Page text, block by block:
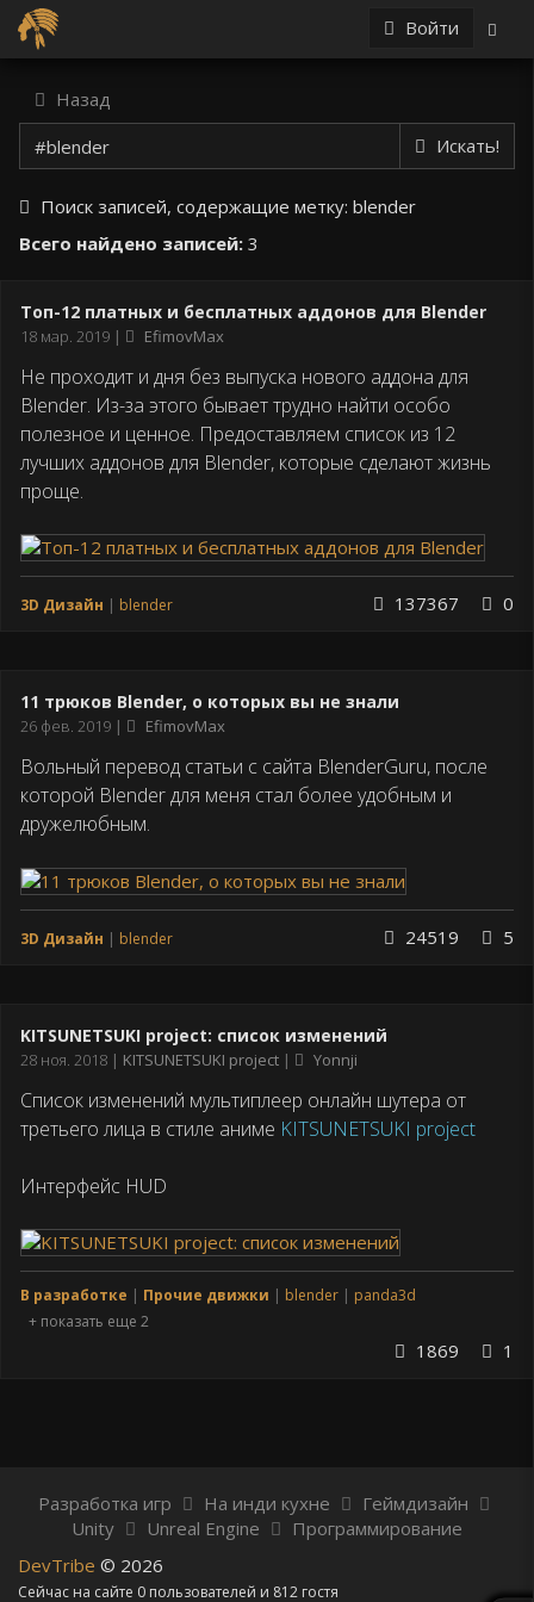
Войти
Назад
Искать!
Поиск записей, содержащие метку: blender
Всего найдено записей: 3
Топ-12 платных и бесплатных аддонов для Blender
Дата
18 мар. 2019 EfimovMax
Не проходит и дня без выпуска нового аддона для
Blender. Из-за этого бывает трудно найти особо
полезное и ценное. Предоставляем список из 12
лучших аддонов для Blender, которые сделают жизнь
проще.
3D Дизайн blender 137367 0
11 трюков Blender, о которых вы не знали
Дата
26 фев. 2019 EfimovMax
Вольный перевод статьи с сайта BlenderGuru, после
которой Blender для меня стал более удобным и
дружелюбным.
3D Дизайн blender 24519 5
KITSUNETSUKI project: список изменений
Дата
28 ноя. 2018 KITSUNETSUKI project Yonnji
Список изменений мультиплеер онлайн шутера от
третьего лица в стиле аниме KITSUNETSUKI project
Интерфейс HUD
В разработке Прочие движки blender
panda3d
+ показать еще 2
1869 1
Разработка игр На инди кухне
Геймдизайн
Unity
Unreal Engine
Программирование
DevTribe © 2026
Сейчас на сайте 0 пользователей и 812 гостя